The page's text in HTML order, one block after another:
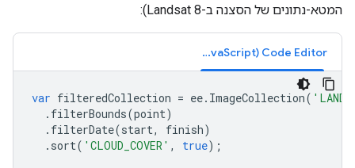
המטא-נתונים של הסצנה ב-Landsat 8):
Code Editor‏ (JavaScript)
var filteredCollection = ee. ImageCollection(
. filterBounds(point)
. filterDate(start, finish)
. sort( 'CLOUD_COVER' , true);